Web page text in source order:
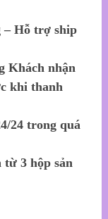
– Hỗ trợ ship
Khách nhận
khi thanh
24 trong quá
3 hộp sản